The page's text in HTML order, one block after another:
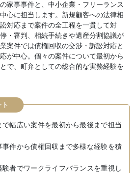
家事事件と、中小企業・フリーランス
心に担当します。新規顧客への法律相
対応まで案件の全工程を一貫して対
・審判、相続手続きや遺産分割協議が
案件では債権回収の交渉・訴訟対応と
が中心。個々の案件について最初から
で、町弁としての総合的な実務経験を
で幅広い案件を最初から最後まで担当
事件から債権回収まで多様な経験を積
験者でワークライフバランスを重視し